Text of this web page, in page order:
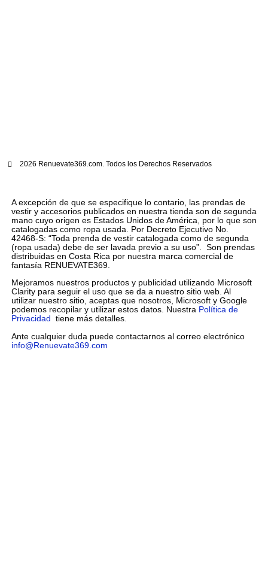
2026 Renuevate369.com. Todos los Derechos Reservados
A excepción de que se especifique lo contario, las prendas de
vestir y accesorios publicados en nuestra tienda son de segunda
mano cuyo origen es Estados Unidos de América, por lo que son
catalogadas como ropa usada. Por Decreto Ejecutivo No.
42468-S: “Toda prenda de vestir catalogada como de segunda
(ropa usada) debe de ser lavada previo a su uso”. Son prendas
distribuidas en Costa Rica por nuestra marca comercial de
fantasía RENUEVATE369.
Mejoramos nuestros productos y publicidad utilizando Microsoft
Clarity para seguir el uso que se da a nuestro sitio web. Al
utilizar nuestro sitio, aceptas que nosotros, Microsoft y Google
podemos recopilar y utilizar estos datos. Nuestra Política de
Privacidad tiene más detalles.
Ante cualquier duda puede contactarnos al correo electrónico
info@Renuevate369.com